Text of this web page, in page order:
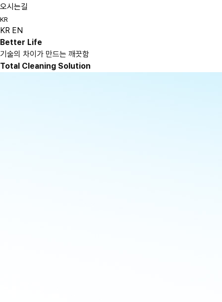
오시는길
KR
KR EN
Better Life
기술의 차이가 만드는 깨끗함
Total Cleaning Solution